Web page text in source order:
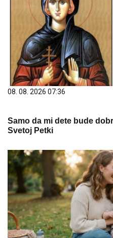
08. 08. 2026 07:36
Samo da mi dete bude
Svetoj Petki